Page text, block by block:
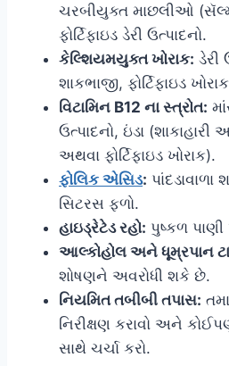
ચરબીયુક્ત માછલીઓ
ફોર્ટિફાઇડ ડેરી ઉત્પાદનો.
કેલ્શિયમયુક્ત ખોરાક: ડેરી
શાકભાજી, ફોર્ટિફાઇડ
વિટામિન B12 ના સ્ત્રોત:
ઉત્પાદનો, ઇંડા
અથવા ફોર્ટિફાઇડ ખોરાક).
ફોલિક એસિડ: પાંદડાવાળા
સિટરસ ફળો.
હાઇડ્રેટેડ રહો: પુષ્કળ પાણી
આલ્કોહોલ અને ધૂમ્રપાન
શોષણને અવરોધી શકે છે.
નિયમિત તબીબી તપાસ:
નિરીક્ષણ કરાવો અને
સાથે ચર્ચા કરો.